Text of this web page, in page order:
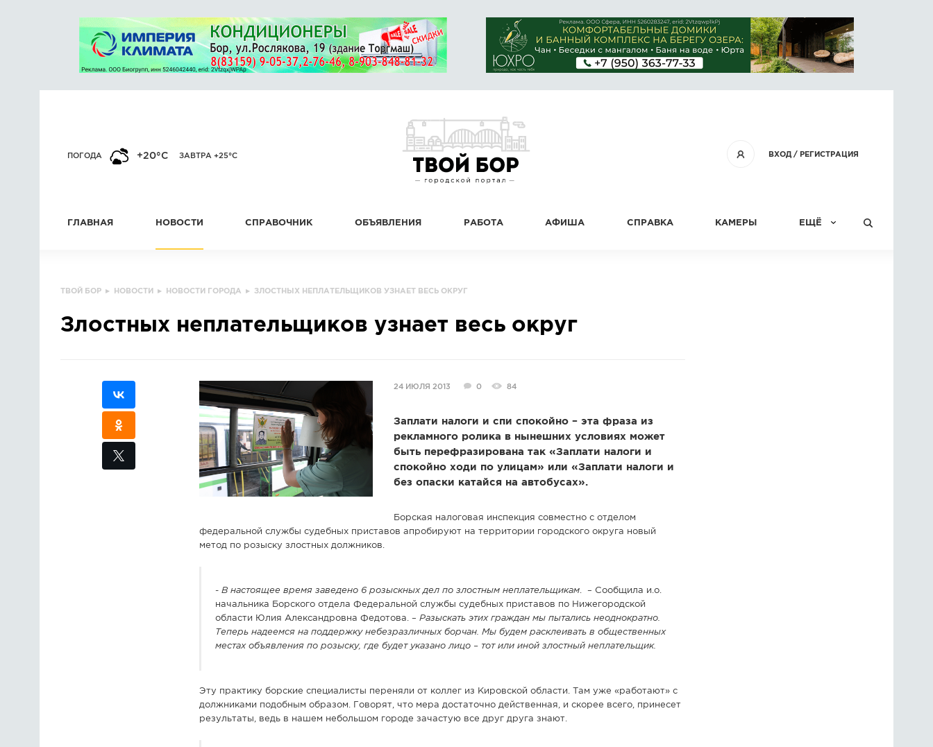
ВХОД/ РЕГИСТРАЦИЯ
ПОГОДА +20°C ЗАВТРА +25°C
ГЛАВНАЯ НОВОСТИ СПРАВОЧНИК ОБЪЯВЛЕНИЯ РАБОТА АФИША СПРАВКА КАМЕРЫ ЕЩЁ
ТВОЙ БОР ▸ НОВОСТИ ▸ НОВОСТИ ГОРОДА ▸ ЗЛОСТНЫХ НЕПЛАТЕЛЬЩИКОВ УЗНАЕТ ВЕСЬ ОКРУГ
Злостных неплательщиков узнает весь округ
24 ИЮЛЯ 2013 0 84
Заплати налоги и спи спокойно – эта фраза из
рекламного ролика в нынешних условиях может
быть перефразирована так «Заплати налоги и
спокойно ходи по улицам» или «Заплати налоги и
без опаски катайся на автобусах».
Борская налоговая инспекция совместно с отделом
федеральной службы судебных приставов апробируют на территории городского округа новый
метод по розыску злостных должников.
- В настоящее время заведено 6 розыскных дел по злостным неплательщикам . – Сообщила и.о.
начальника Борского отдела Федеральной службы судебных приставов по Нижегородской
области Юлия Александровна Федотова. – Разыскать этих граждан мы пытались неоднократно.
Теперь надеемся на поддержку небезразличных борчан. Мы будем расклеивать в общественных
местах объявления по розыску, где будет указано лицо – тот или иной злостный неплательщик.
Эту практику борские специалисты переняли от коллег из Кировской области. Там уже «работают» с
должниками подобным образом. Говорят, что мера достаточно действенная, и скорее всего, принесет
результаты, ведь в нашем небольшом городе зачастую все друг друга знают.